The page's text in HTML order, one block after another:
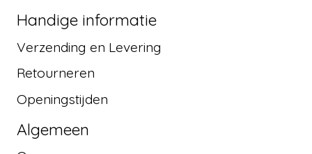
Handige informatie
Verzending en Levering
Retourneren
Openingstijden
Algemeen